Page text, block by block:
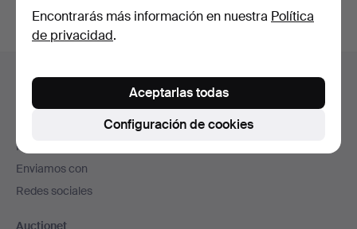
en
de
página
Ayuda y contacto
Contacta con el servicio de atención al cliente
Todas las casas de subastas
Modos de pago
Enviamos con
Redes sociales
Auctionet
Encontrarás más información en nuestra Política
de privacidad.
Configuración de cookies
Aceptarlas todas